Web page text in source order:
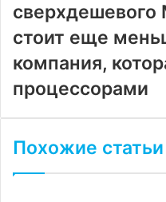
сверхдешевого
стоит еще
компания,
процессорами
Похожие статьи